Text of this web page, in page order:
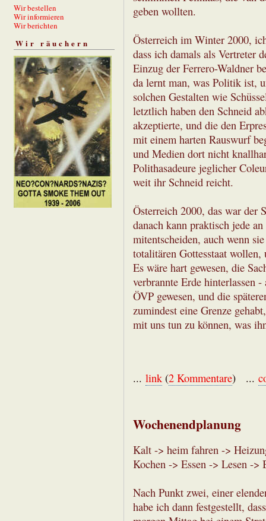
Wir bestellen
Wir informieren
Wir berichten
Wir räuchern
geben wollten.
Österreich im Winter 2000,
dass ich damals als Vertreter
Einzug der Ferrero-Waldner
da lernt man, was Politik ist,
solchen Gestalten wie
letztlich haben den Schneid
akzeptierte, und die den
mit einem harten Rauswurf
und Medien dort nicht
Polithasadeure jeglicher
weit ihr Schneid reicht.
Österreich 2000, das war der
danach kann praktisch jede
mitentscheiden, auch wenn
totalitären Gottesstaat
Es wäre hart gewesen, die
verbrannte Erde hinterlassen
ÖVP gewesen, und die
zumindest eine Grenze
mit uns tun zu können, was
... link (2 Kommentare) ...
Wochenendplanung
Kalt -> heim fahren ->
Kochen -> Essen -> Lesen ->
Nach Punkt zwei, einer
habe ich dann festgestellt,